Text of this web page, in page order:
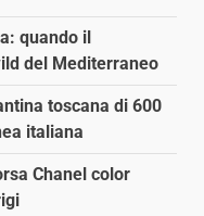
quando il
del Mediterraneo
toscana di 600
italiana
Chanel color